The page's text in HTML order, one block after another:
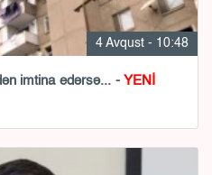
4 Avqust - 10:48
imtina edərsə... - YENİ